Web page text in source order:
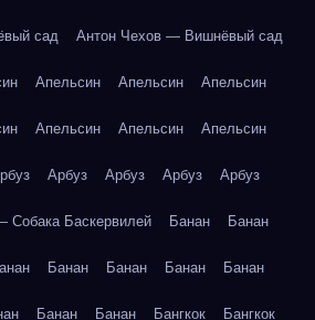
сад Антон Чехов — Вишнёвый сад
Апельсин Апельсин Апельсин
Апельсин Апельсин Апельсин
Арбуз Арбуз Арбуз Арбуз
Собака Баскервилей Банан Банан
Банан Банан Банан Банан
Банан Банан Бангкок Бангкок